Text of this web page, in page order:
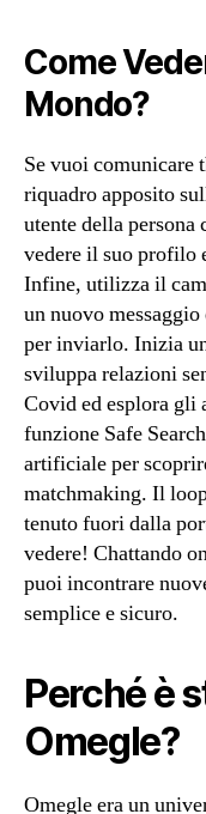
Come
Mondo?
Se vuoi comunicare
riquadro apposito
utente della persona
vedere il suo profilo
Infine, utilizza il
un nuovo
per inviarlo. Inizia
sviluppa relazioni
Covid ed esplora gli
funzione Safe
artificiale per
matchmaking. Il
tenuto fuori dalla
vedere! Chattando
puoi incontrare
semplice e sicuro.
Perché è
Omegle?
Omegle era un